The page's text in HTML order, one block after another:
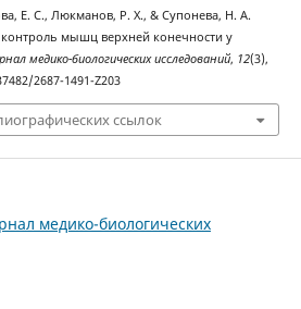
Е. С., Люкманов, Р. Х., & Супонева, Н. А.
мышц верхней конечности у
медико-биологических исследований, 12(3),
2687-1491-Z203
ссылок
медико-биологических